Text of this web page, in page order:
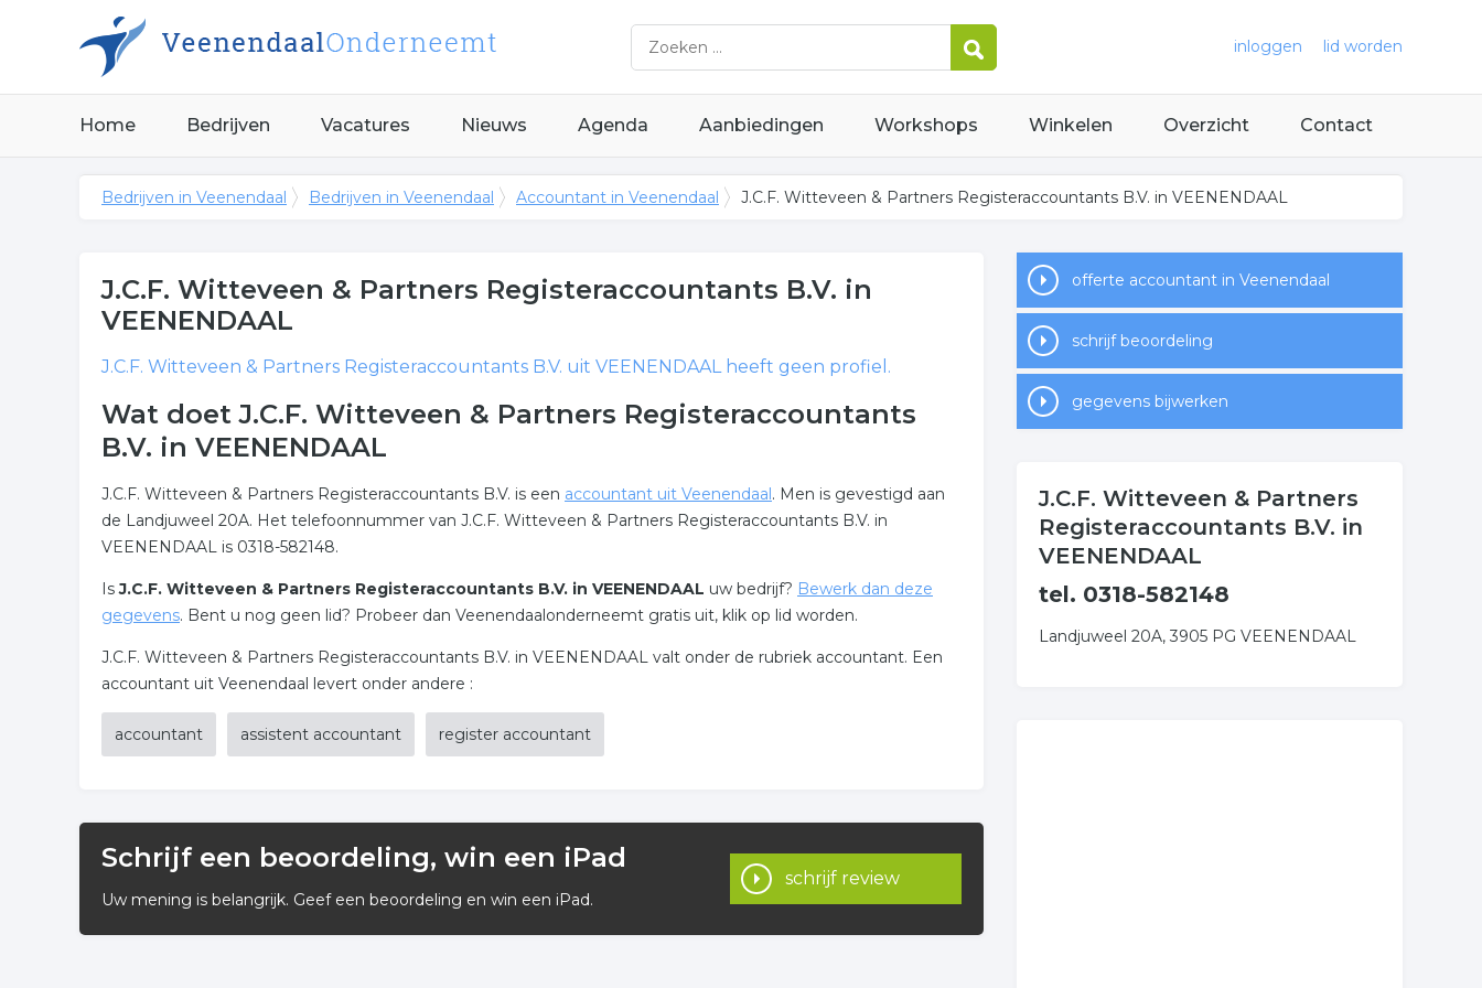
inloggen lid worden
Home Bedrijven Vacatures Nieuws Agenda Aanbiedingen Workshops Winkelen Overzicht Contact
Bedrijven in Veenendaal Bedrijven in Veenendaal Accountant in Veenendaal J.C.F. Witteveen & Partners Registeraccountants B.V. in VEENENDAAL
J.C.F. Witteveen & Partners Registeraccountants B.V. in
VEENENDAAL
J.C.F. Witteveen & Partners Registeraccountants B.V. uit VEENENDAAL heeft geen profiel.
Wat doet J.C.F. Witteveen & Partners Registeraccountants
B.V. in VEENENDAAL
J.C.F. Witteveen & Partners Registeraccountants B.V. is een accountant uit Veenendaal. Men is gevestigd aan
de Landjuweel 20A. Het telefoonnummer van J.C.F. Witteveen & Partners Registeraccountants B.V. in
VEENENDAAL is 0318-582148.
IsJ.C.F. Witteveen & Partners Registeraccountants B.V. in VEENENDAAL uw bedrijf? Bewerk dan deze
gegevens. Bent u nog geen lid? Probeer dan Veenendaalonderneemt gratis uit, klik op lid worden.
J.C.F. Witteveen & Partners Registeraccountants B.V. in VEENENDAAL valt onder de rubriek accountant. Een
accountant uit Veenendaal levert onder andere :
accountant assistent accountant register accountant
Schrijf een beoordeling, win een iPad
Uw mening is belangrijk. Geef een beoordeling en win een iPad.
schrijf review
offerte accountant in Veenendaal
schrijf beoordeling
gegevens bijwerken
J.C.F. Witteveen & Partners
Registeraccountants B.V. in
VEENENDAAL
tel. 0318-582148
Landjuweel 20A, 3905 PG VEENENDAAL